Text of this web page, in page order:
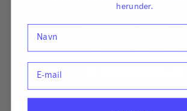
herunder.
Navn
E-mail